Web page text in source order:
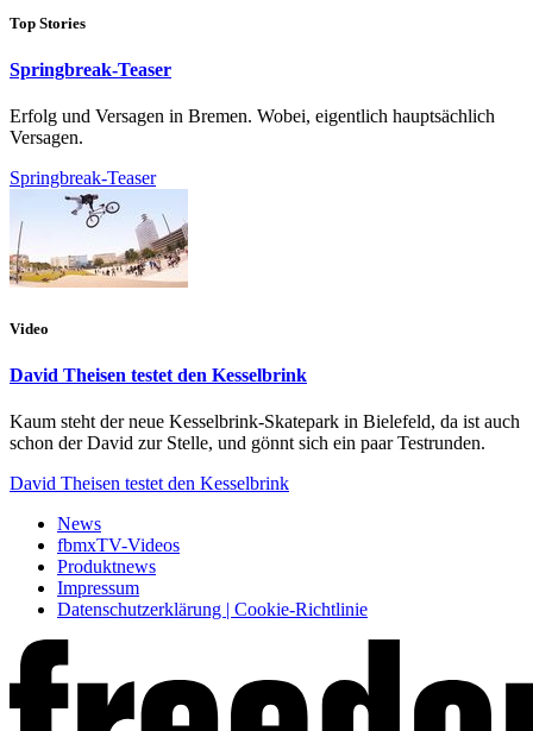
Top Stories
Springbreak-Teaser
Erfolg und Versagen in Bremen. Wobei, eigentlich hauptsächlich
Versagen.
Springbreak-Teaser
Video
David Theisen testet den Kesselbrink
Kaum steht der neue Kesselbrink-Skatepark in Bielefeld, da ist auch
schon der David zur Stelle, und gönnt sich ein paar Testrunden.
David Theisen testet den Kesselbrink
News
fbmxTV-Videos
Produktnews
Impressum
Datenschutzerklärung | Cookie-Richtlinie